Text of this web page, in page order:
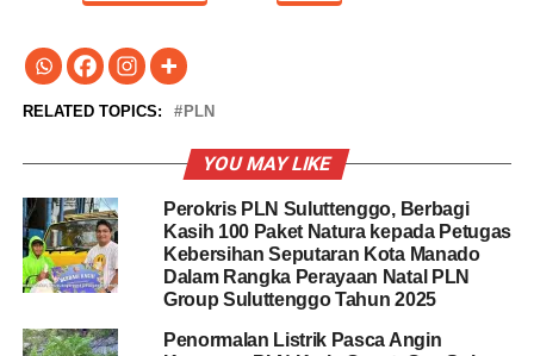
RELATED TOPICS: PLN
YOU MAY LIKE
Perokris PLN Suluttenggo, Berbagi
Kasih 100 Paket Natura kepada Petugas
Kebersihan Seputaran Kota Manado
Dalam Rangka Perayaan Natal PLN
Group Suluttenggo Tahun 2025
Penormalan Listrik Pasca Angin